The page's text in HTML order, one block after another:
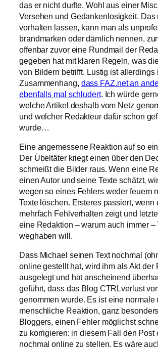
das er nicht durfte. Wohl aus einer
Versehen und Gedankenlosigkeit. Das
vorhalten lassen, kann man als
brandmarken oder dämlich nennen,
offenbar zuvor eine Rundmail der
gegeben hat mit klaren Regeln, was
von Bildern betrifft. Lustig ist allerdings
Zusammenhang, dass FAZ.net an
ebenfalls mal schludert. Ich würde
welche Artikel deshalb vom Netz
und welcher Redakteur dafür schon
wurde…
Eine angemessene Reaktion auf so
Der Übeltäter kriegt einen über den
schmeißt die Bilder raus. Wenn eine
einen Autor und seine Texte schätzt,
wegen so eines Fehlers weder feuern
Texte löschen. Ersteres passiert, wenn
mehrfach Fehlverhalten zeigt und
eine Redaktion – warum auch immer –
weghaben will.
Dass Michael seinen Text nochmal
online gestellt hat, wird ihm als Akt der
ausgelegt und hat anscheinend
geführt, dass das Blog CTRLverlust
genommen wurde. Es ist eine normale
menschliche Reaktion, ganz
Bloggers, einen Fehler möglichst
zu korrigieren: in diesem Fall den Post
nochmal online zu stellen. Es wäre